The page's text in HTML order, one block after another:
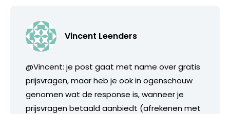
Vincent Leenders
@Vincent: je post gaat met name over gratis
prijsvragen, maar heb je ook in ogenschouw
genomen wat de response is, wanneer je
prijsvragen betaald aanbiedt (afrekenen met